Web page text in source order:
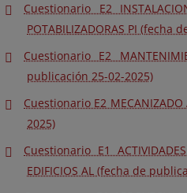
Cuestionario E2
POTABILIZADORAS PI (fecha
Cuestionario E2
publicación 25-02-2025)
Cuestionario E2
2025)
Cuestionario E1
EDIFICIOS AL (fecha de